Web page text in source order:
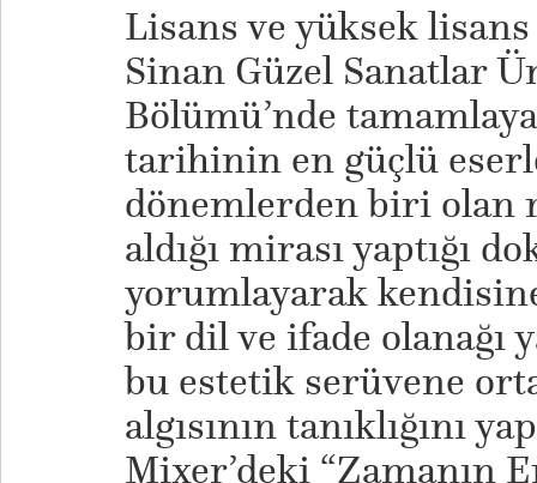
​Lisans ve yüksek
Sinan Güzel Sanatlar
Bölümü’nde
tarihinin en güçlü
dönemlerden biri olan
aldığı mirası yaptığı
yorumlayarak
bir dil ve ifade olanağı
bu estetik serüvene
algısının tanıklığını
Mixer’deki “Zamanın